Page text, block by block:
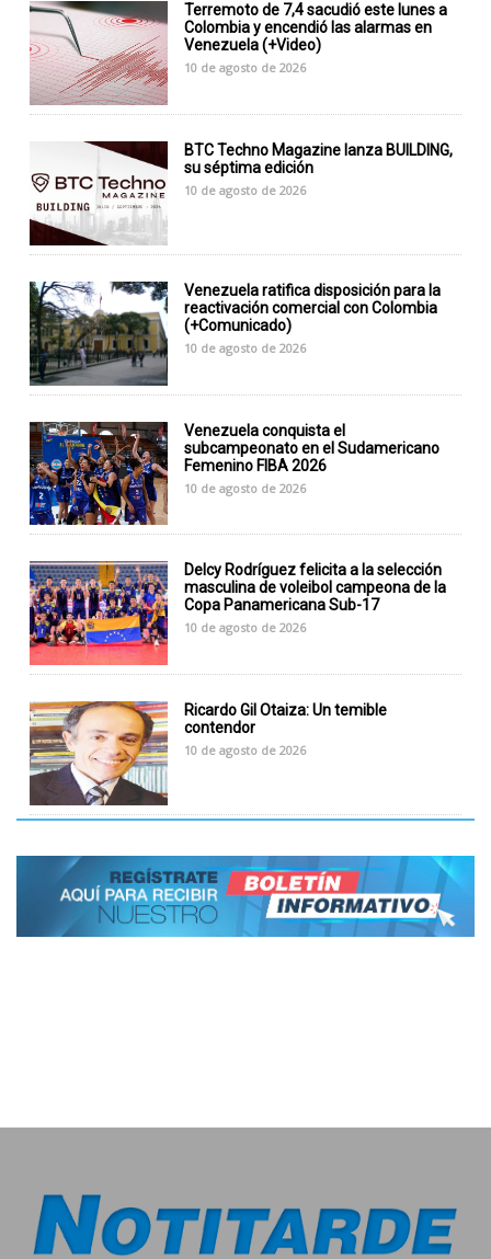
Terremoto de 7,4 sacudió este lunes a
Colombia y encendió las alarmas en
Venezuela (+Video)
10 de agosto de 2026
BTC Techno Magazine lanza BUILDING,
su séptima edición
10 de agosto de 2026
Venezuela ratifica disposición para la
reactivación comercial con Colombia
(+Comunicado)
10 de agosto de 2026
Venezuela conquista el
subcampeonato en el Sudamericano
Femenino FIBA 2026
10 de agosto de 2026
Delcy Rodríguez felicita a la selección
masculina de voleibol campeona de la
Copa Panamericana Sub-17
10 de agosto de 2026
Ricardo Gil Otaiza: Un temible
contendor
10 de agosto de 2026